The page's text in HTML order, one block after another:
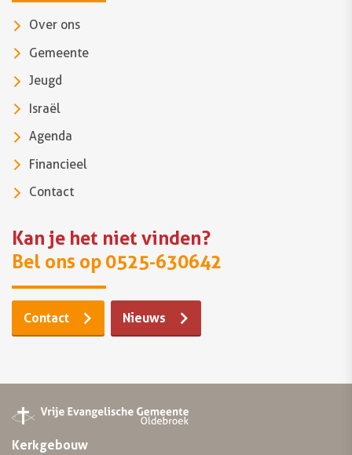
Over ons
Gemeente
Jeugd
Israël
Agenda
Financieel
Contact
Kan je het niet vinden?
Bel ons op 0525-630642
Contact Nieuws
Kerkgebouw